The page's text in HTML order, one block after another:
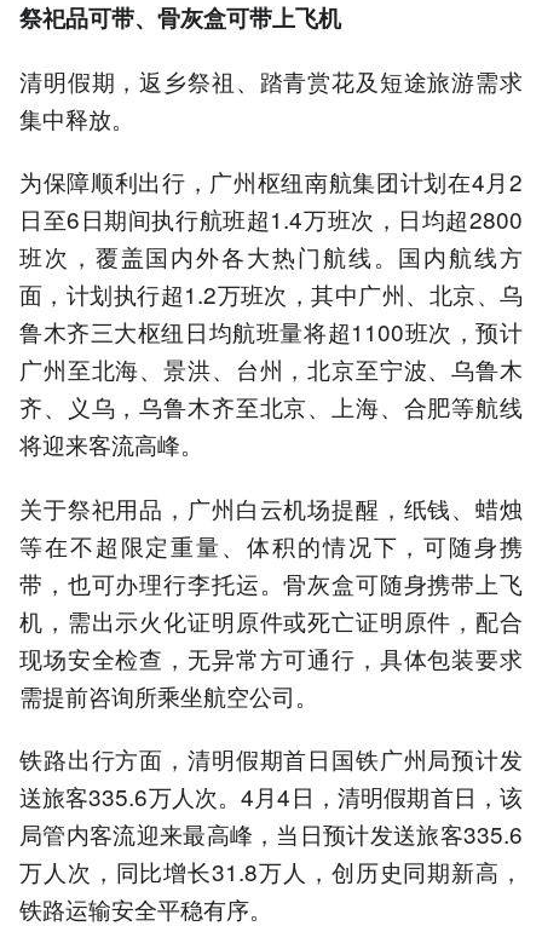
祭祀品可带、骨灰盒可带上飞机
清明假期，返乡祭祖、踏青赏花及短途旅游需求
集中释放。
为保障顺利出行，广州枢纽南航集团计划在4月2
日至6日期间执行航班超1.4万班次，日均超2800
班次，覆盖国内外各大热门航线。国内航线方
面，计划执行超1.2万班次，其中广州、北京、乌
鲁木齐三大枢纽日均航班量将超1100班次，预计
广州至北海、景洪、台州，北京至宁波、乌鲁木
齐、义乌，乌鲁木齐至北京、上海、合肥等航线
将迎来客流高峰。
关于祭祀用品，广州白云机场提醒，纸钱、蜡烛
等在不超限定重量、体积的情况下，可随身携
带，也可办理行李托运。骨灰盒可随身携带上飞
机，需出示火化证明原件或死亡证明原件，配合
现场安全检查，无异常方可通行，具体包装要求
需提前咨询所乘坐航空公司。
铁路出行方面，清明假期首日国铁广州局预计发
送旅客335.6万人次。4月4日，清明假期首日，该
局管内客流迎来最高峰，当日预计发送旅客335.6
万人次，同比增长31.8万人，创历史同期新高，
铁路运输安全平稳有序。